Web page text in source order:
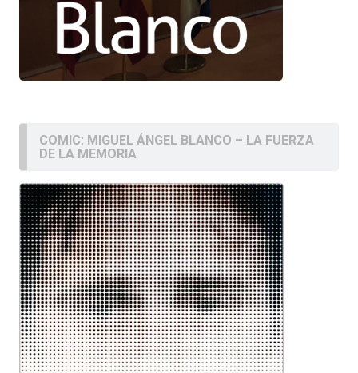
COMIC: MIGUEL ÁNGEL BLANCO – LA FUERZA
DE LA MEMORIA